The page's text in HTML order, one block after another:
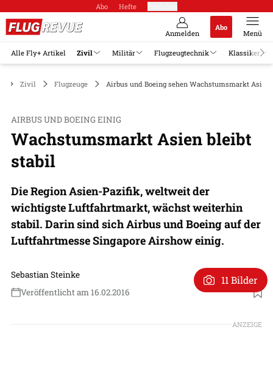
Abo Hefte
Anmelden
Abo
Menü
Alle Fly+ Artikel Zivil Militär Flugzeugtechnik Klassiker
Zivil Flugzeuge Airbus und Boeing sehen Wachstumsmarkt Asien
AIRBUS UND BOEING EINIG
Wachstumsmarkt Asien bleibt
stabil
Die Region Asien-Pazifik, weltweit der
wichtigste Luftfahrtmarkt, wächst weiterhin
stabil. Darin sind sich Airbus und Boeing auf der
Luftfahrtmesse Singapore Airshow einig.
Sebastian Steinke
Veröffentlicht am 16.02.2016
11 Bilder
ANZEIGE